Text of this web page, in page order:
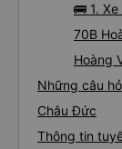
🚌 1.
70B
Hoàng
Những câu
Châu Đức
Thông tin